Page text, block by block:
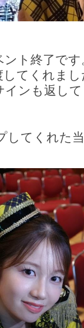
ト終了で
てくれま
ンも返し
してくれた